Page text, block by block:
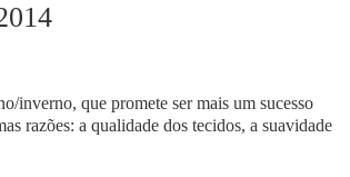
inverno, que promete ser mais um sucesso
razões: a qualidade dos tecidos, a suavidade